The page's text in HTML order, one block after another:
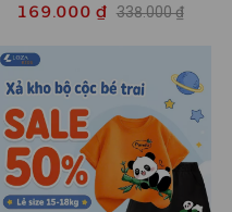
size từ 15-40kg - Quần áo
bé trai - Loza Kids XABL01
169.000 ₫ 338.000 ₫